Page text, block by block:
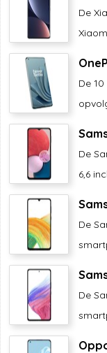
De
De
De
6,6
De
De